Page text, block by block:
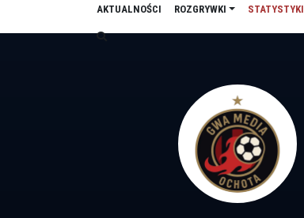
AKTUALNOŚCI ROZGRYWKI STATYSTYKI